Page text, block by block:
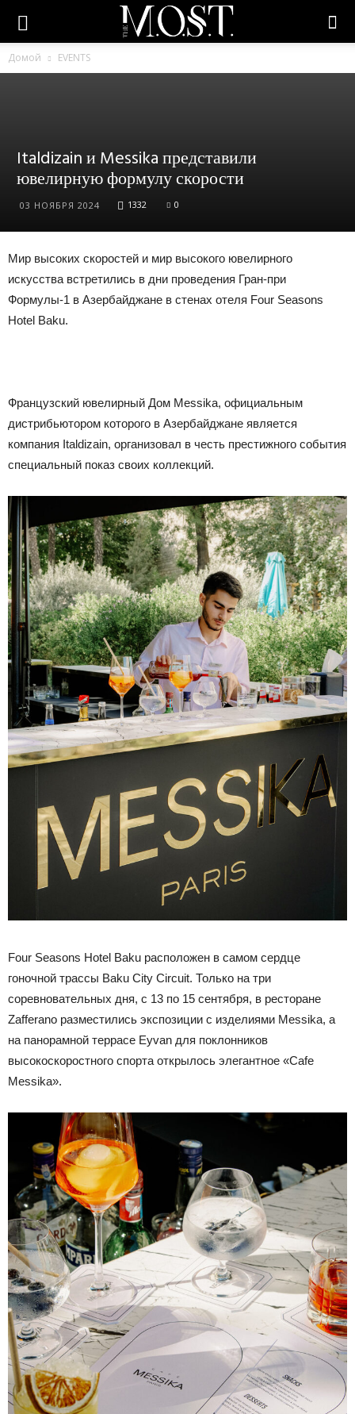
Домой EVENTS
Italdizain и Messika представили
ювелирную формулу скорости
03 НОЯБРЯ 2024 1332 0
Мир высоких скоростей и мир высокого ювелирного
искусства встретились в дни проведения Гран-при
Формулы-1 в Азербайджане в стенах отеля Four Seasons
Hotel Baku.
Французский ювелирный Дом Messika, официальным
дистрибьютором которого в Азербайджане является
компания Italdizain, организовал в честь престижного события
специальный показ своих коллекций.
Four Seasons Hotel Baku расположен в самом сердце
гоночной трассы Baku City Circuit. Только на три
соревновательных дня, с 13 по 15 сентября, в ресторане
Zafferano разместились экспозиции с изделиями Messika, а
на панорамной террасе Eyvan для поклонников
высокоскоростного спорта открылось элегантное «Cafe
Messika».